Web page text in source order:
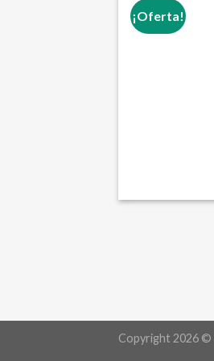
¡Oferta!
Copyright 2026 ©